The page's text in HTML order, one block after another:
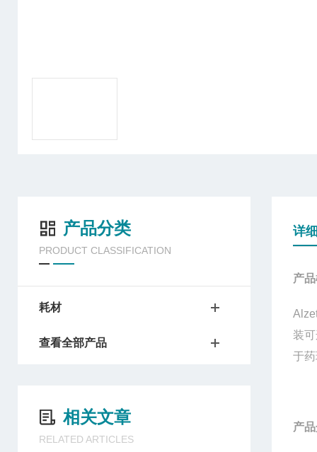
产品分类
PRODUCT CLASSIFICATION
耗材
查看全部产品
相关文章
RELATED ARTICLES
详
产
装
于
产